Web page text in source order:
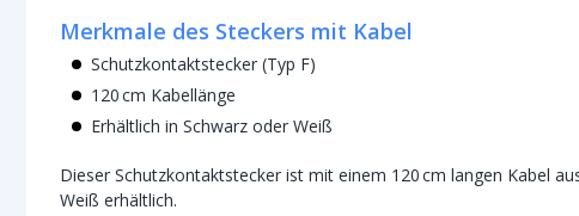
Merkmale des Steckers mit Kabel
Schutzkontaktstecker (Typ F)
120 cm Kabellänge
Erhältlich in Schwarz oder Weiß
Dieser Schutzkontaktstecker ist mit einem 120 cm langen Kabel
Weiß erhältlich.